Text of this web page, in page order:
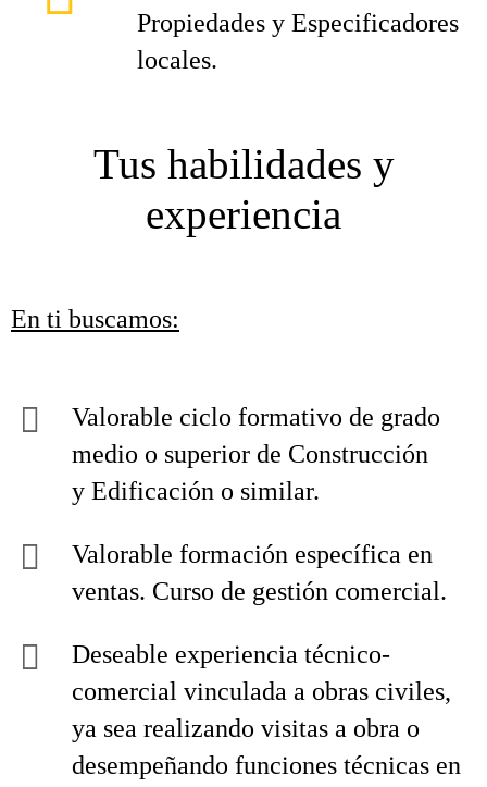
Propiedades y Especificadores
locales.
Tus habilidades y
experiencia
En ti buscamos:
Valorable ciclo formativo de grado
medio o superior de Construcción
y Edificación o similar.
Valorable formación específica en
ventas. Curso de gestión comercial.
Deseable experiencia técnico-
comercial vinculada a obras civiles,
ya sea realizando visitas a obra o
desempeñando funciones técnicas en